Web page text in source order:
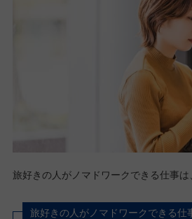
旅好きの人がノマドワークできる仕事は
旅好きの人がノマドワークできる仕